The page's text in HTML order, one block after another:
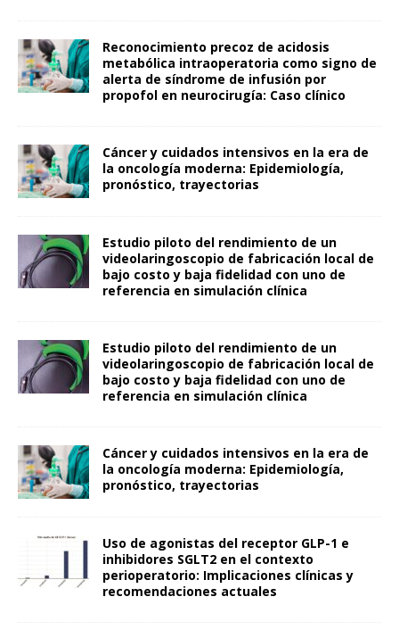
Reconocimiento precoz de acidosis
metabólica intraoperatoria como signo de
alerta de síndrome de infusión por
propofol en neurocirugía: Caso clínico
Cáncer y cuidados intensivos en la era de
la oncología moderna: Epidemiología,
pronóstico, trayectorias
Estudio piloto del rendimiento de un
videolaringoscopio de fabricación local de
bajo costo y baja fidelidad con uno de
referencia en simulación clínica
Estudio piloto del rendimiento de un
videolaringoscopio de fabricación local de
bajo costo y baja fidelidad con uno de
referencia en simulación clínica
Cáncer y cuidados intensivos en la era de
la oncología moderna: Epidemiología,
pronóstico, trayectorias
Uso de agonistas del receptor GLP-1 e
inhibidores SGLT2 en el contexto
perioperatorio: Implicaciones clínicas y
recomendaciones actuales